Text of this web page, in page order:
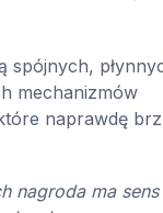
spójnych,
mechanizmów
naprawdę
nagroda ma